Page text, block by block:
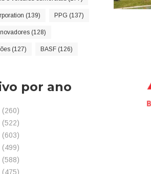
(139) PPG (137)
(128)
(127) BASF (126)
por ano
(260)
(522)
(603)
(499)
(588)
(475)